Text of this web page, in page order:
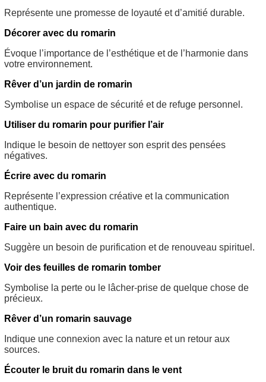
Représente une promesse de loyauté et d’amitié durable.
Décorer avec du romarin
Évoque l’importance de l’esthétique et de l’harmonie dans
votre environnement.
Rêver d’un jardin de romarin
Symbolise un espace de sécurité et de refuge personnel.
Utiliser du romarin pour purifier l’air
Indique le besoin de nettoyer son esprit des pensées
négatives.
Écrire avec du romarin
Représente l’expression créative et la communication
authentique.
Faire un bain avec du romarin
Suggère un besoin de purification et de renouveau spirituel.
Voir des feuilles de romarin tomber
Symbolise la perte ou le lâcher-prise de quelque chose de
précieux.
Rêver d’un romarin sauvage
Indique une connexion avec la nature et un retour aux
sources.
Écouter le bruit du romarin dans le vent